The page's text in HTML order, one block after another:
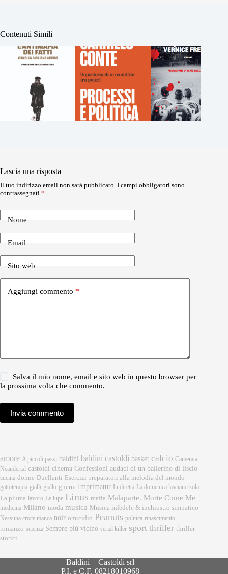
Contenuti Simili
Lascia una risposta
Il tuo indirizzo email non sarà pubblicato. I campi obbligatori sono
contrassegnati *
Nome
Email
Sito web
Aggiungi commento *
Salva il mio nome, email e sito web in questo browser per
la prossima volta che commento.
Invia commento
amore A piccoli passi baldini baldini castoldi basket calcio Camerata
Neandertal castoldi cinema Confessioni audaci di un ballerino di liscio
cucina donne Duellanti Esercizi preparatori alla melodia del mondo
gattoterapia gialli giallo guerra Imprimatur In diretta La domenica lasciami sola
La piuma lavoro Le lupe Linus mafia Malaparte. Morte Come Me
medicina Milano moda musica Musica infedele & inchiostro simpatico
Nessuna croce manca noir omicidio Peanuts politica rinascimento
romanzo scienza Sempre più vicino serial killer sport thriller thriller
storici
Baldini + Castoldi srl
P.I. e C.F. 08218010968